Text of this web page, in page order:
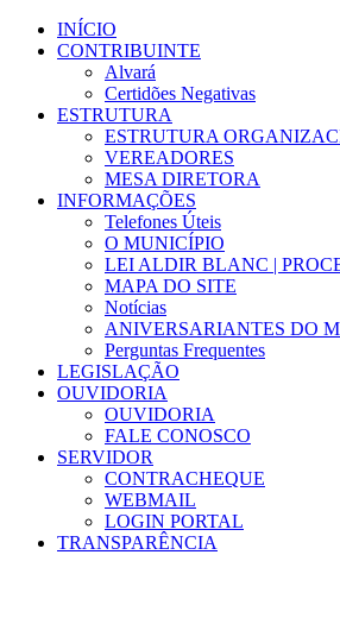
para
INÍCIO
CONTRIBUINTE
Alvará
Certidões Negativas
ESTRUTURA
ESTRUTURA
VEREADORES
MESA DIRETORA
INFORMAÇÕES
Telefones Úteis
O MUNICÍPIO
LEI ALDIR BLANC |
MAPA DO SITE
Notícias
ANIVERSARIANTES DO
Perguntas Frequentes
LEGISLAÇÃO
OUVIDORIA
OUVIDORIA
FALE CONOSCO
SERVIDOR
CONTRACHEQUE
WEBMAIL
LOGIN PORTAL
TRANSPARÊNCIA